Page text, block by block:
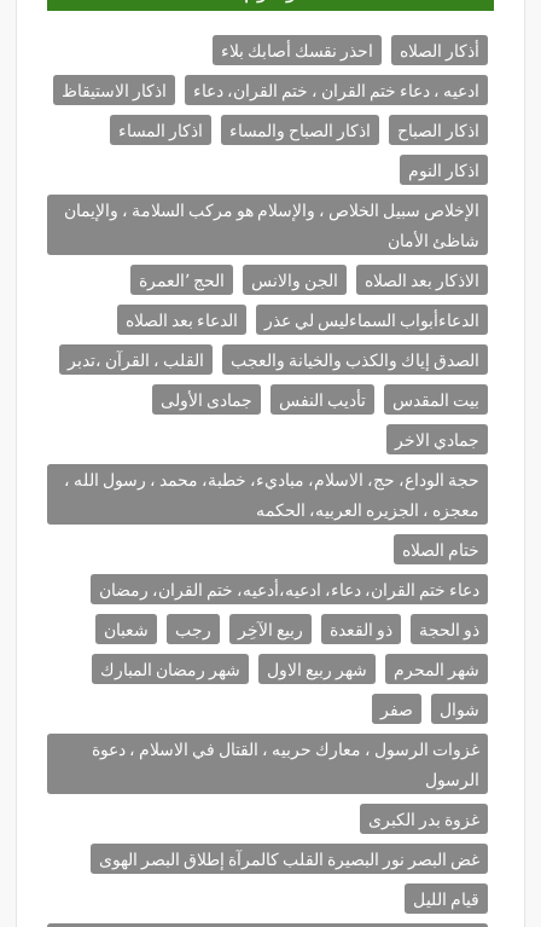
أذكار الصلاه
احذر نقسك أصابك بلاء
ادعيه ، دعاء ختم القران ، ختم القران، دعاء
اذكار الاستيقاظ
اذكار الصباح
اذكار الصباح والمساء
اذكار المساء
اذكار النوم
الإخلاص سبيل الخلاص ، والإسلام هو مركب السلامة ، والإيمان
شاظئ الأمان
الاذكار بعد الصلاه
الجن والانس
الحج ٬العمرة
الدعاءأبواب السماءليس لي عذر
الدعاء بعد الصلاه
الصدق إياك والكذب والخيانة والعجب
القلب ، القرآن ،تدبر
بيت المقدس
تأديب النفس
جمادى الأولى
جمادي الاخر
حجة الوداع، حج، الاسلام، مباديء، خطبة، محمد ، رسول الله ،
معجزه ، الجزيره العربيه، الحكمه
ختام الصلاه
دعاء ختم القران، دعاء، ادعيه،أدعيه، ختم القران، رمضان
ذو الحجة
ذو القعدة ربيع الآخِر رجب
شعبان
شهر المحرم
شهر ربيع الاول
شهر رمضان المبارك
شوال
صفر
غزوات الرسول ، معارك حربيه ، القتال في الاسلام ، دعوة
الرسول
غزوة بدر الكبرى
غض البصر نور البصيرة القلب كالمرآة إطلاق البصر الهوى
قيام الليل